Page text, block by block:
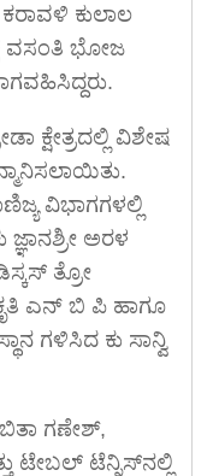
ಕುಲಾಲ
ವಸಂತಿ ಭೋಜ
ಕ್ಷೇತ್ರದಲ್ಲಿ ವಿಶೇಷ
ವಿಭಾಗಗಳಲ್ಲಿ
ಜ್ಞಾನಶ್ರೀ ಅರಳ
ತ್ರೋ
ಎನ್ ಬಿ ಪಿ ಹಾಗೂ
ಗಳಿಸಿದ ಕು ಸಾನ್ವಿ
ಗಣೇಶ್,
ಟೇಬಲ್ ಟೆನ್ನಿಸ್‍ನಲ್ಲಿ